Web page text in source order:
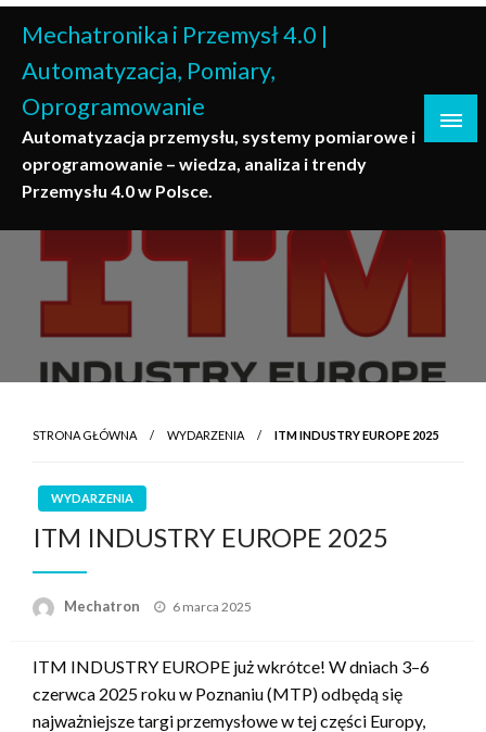
Skip
content
Mechatronika i Przemysł 4.0 |
Automatyzacja, Pomiary,
Oprogramowanie
Automatyzacja przemysłu, systemy pomiarowe i
oprogramowanie – wiedza, analiza i trendy
Przemysłu 4.0 w Polsce.
STRONA GŁÓWNA WYDARZENIA ITM INDUSTRY EUROPE 2025
WYDARZENIA
ITM INDUSTRY EUROPE 2025
Mechatron
Opublikowane
6 marca 2025
ITM INDUSTRY EUROPE już wkrótce! W dniach 3–6
czerwca 2025 roku w Poznaniu (MTP) odbędą się
najważniejsze targi przemysłowe w tej części Europy,